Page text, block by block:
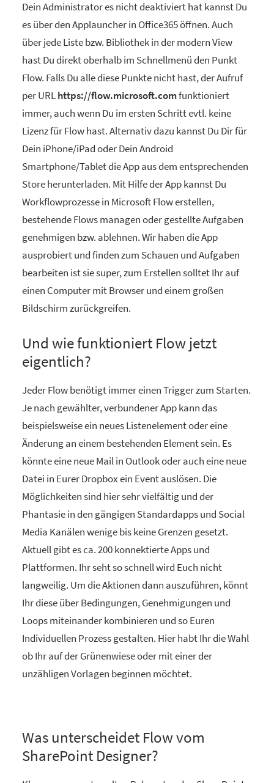
Dein Administrator es nicht deaktiviert hat kannst Du
es über den Applauncher in Office365 öffnen. Auch
über jede Liste bzw. Bibliothek in der modern View
hast Du direkt oberhalb im Schnellmenü den Punkt
Flow. Falls Du alle diese Punkte nicht hast, der Aufruf
per URLhttps://flow.microsoft.comfunktioniert
immer, auch wenn Du im ersten Schritt evtl. keine
Lizenz für Flow hast. Alternativ dazu kannst Du Dir für
Dein iPhone/iPad oder Dein Android
Smartphone/Tablet die App aus dem entsprechenden
Store herunterladen. Mit Hilfe der App kannst Du
Workflowprozesse in Microsoft Flow erstellen,
bestehende Flows managen oder gestellte Aufgaben
genehmigen bzw. ablehnen. Wir haben die App
ausprobiert und finden zum Schauen und Aufgaben
bearbeiten ist sie super, zum Erstellen solltet Ihr auf
einen Computer mit Browser und einem großen
Bildschirm zurückgreifen.
Und wie funktioniert Flow jetzt
eigentlich?
Jeder Flow benötigt immer einen Trigger zum Starten.
Je nach gewählter, verbundener App kann das
beispielsweise ein neues Listenelement oder eine
Änderung an einem bestehenden Element sein. Es
könnte eine neue Mail in Outlook oder auch eine neue
Datei in Eurer Dropbox ein Event auslösen. Die
Möglichkeiten sind hier sehr vielfältig und der
Phantasie in den gängigen Standardapps und Social
Media Kanälen wenige bis keine Grenzen gesetzt.
Aktuell gibt es ca. 200 konnektierte Apps und
Plattformen. Ihr seht so schnell wird Euch nicht
langweilig. Um die Aktionen dann auszuführen, könnt
Ihr diese über Bedingungen, Genehmigungen und
Loops miteinander kombinieren und so Euren
Individuellen Prozess gestalten. Hier habt Ihr die Wahl
ob Ihr auf der Grünenwiese oder mit einer der
unzähligen Vorlagen beginnen möchtet.
Was unterscheidet Flow vom
SharePoint Designer?